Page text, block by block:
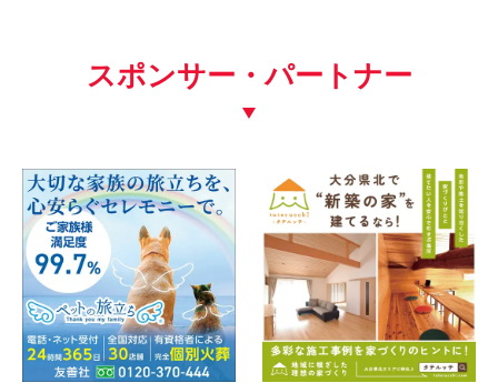
スポンサー・パートナー